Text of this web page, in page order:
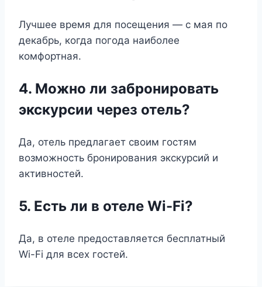
Лучшее время для посещения — с мая по
декабрь, когда погода наиболее
комфортная.
4. Можно ли забронировать
экскурсии через отель?
Да, отель предлагает своим гостям
возможность бронирования экскурсий и
активностей.
5. Есть ли в отеле Wi-Fi?
Да, в отеле предоставляется бесплатный
Wi-Fi для всех гостей.